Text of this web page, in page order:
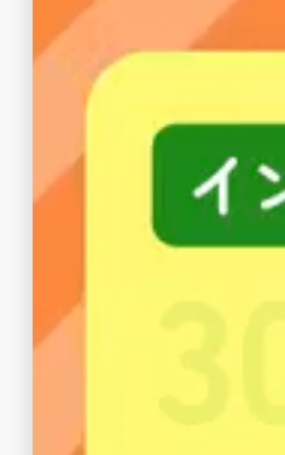
次にピーチ
ルーター代
デバイス代